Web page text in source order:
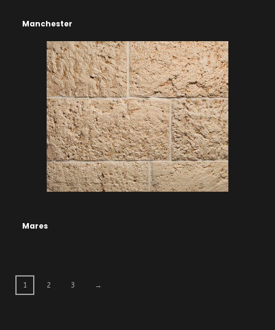
Manchester
Mares
1 2 3 →